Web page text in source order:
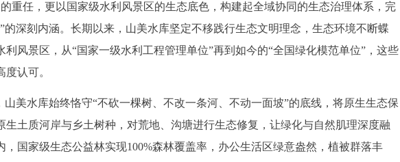
重任，更以国家级水利风景区的生态底色，构建起全域协同的生态治理体系，完
的深刻内涵。长期以来，山美水库坚定不移践行生态文明理念，生态环境不断蝶
风景区，从“国家一级水利工程管理单位”再到如今的“全国绿化模范单位”，这些
认可。
山美水库始终恪守“不砍一棵树、不改一条河、不动一面坡”的底线，将原生生态保
土质河岸与乡土树种，对荒地、沟塘进行生态修复，让绿化与自然肌理深度融
，国家级生态公益林实现100%森林覆盖率，办公生活区绿意盎然，植被群落丰